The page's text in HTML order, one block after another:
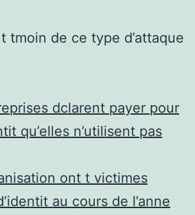
tmoin de ce type d’attaque
dclarent payer pour
qu’elles n’utilisent pas
ont t victimes
au cours de l’anne